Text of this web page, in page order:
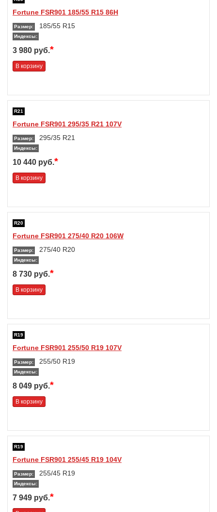
Fortune FSR901 185/55 R15 86H
Размер: 185/55 R15
Индексы:
3 980 руб.*
В корзину
R21
Fortune FSR901 295/35 R21 107V
Размер: 295/35 R21
Индексы:
10 440 руб.*
В корзину
R20
Fortune FSR901 275/40 R20 106W
Размер: 275/40 R20
Индексы:
8 730 руб.*
В корзину
R19
Fortune FSR901 255/50 R19 107V
Размер: 255/50 R19
Индексы:
8 049 руб.*
В корзину
R19
Fortune FSR901 255/45 R19 104V
Размер: 255/45 R19
Индексы:
7 949 руб.*